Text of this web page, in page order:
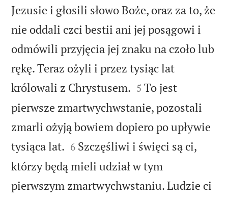
Jezusie i głosili słowo Boże, oraz za to, że
nie oddali czci bestii ani jej posągowi i
odmówili przyjęcia jej znaku na czoło lub
rękę. Teraz ożyli i przez tysiąc lat
królowali z Chrystusem. 

5 To jest
pierwsze zmartwychwstanie, pozostali
zmarli ożyją bowiem dopiero po upływie
tysiąca lat. 

6 Szczęśliwi i święci są ci,
którzy będą mieli udział w tym
pierwszym zmartwychwstaniu. Ludzie ci